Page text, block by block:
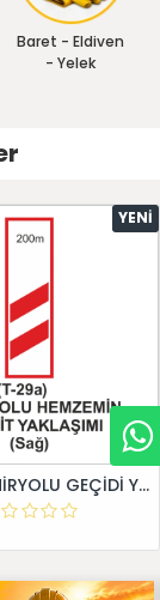
Baret - Eldiven
- Yelek
YENI
T-29a DEMİRYOLU GEÇİDİ YAKLAŞIM LEVHALARI (Sağ)